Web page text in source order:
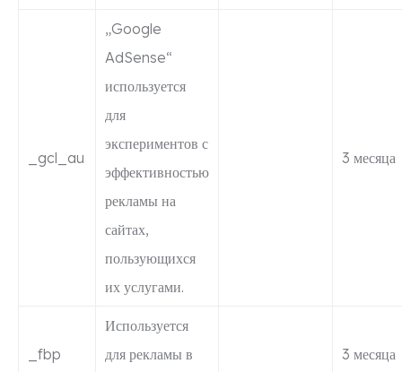
_gcl_au
„Google
AdSense“
используется
для
экспериментов с
эффективностью
рекламы на
сайтах,
пользующихся
их услугами.
3 месяца
_fbp
Используется
для рекламы в
3 месяца